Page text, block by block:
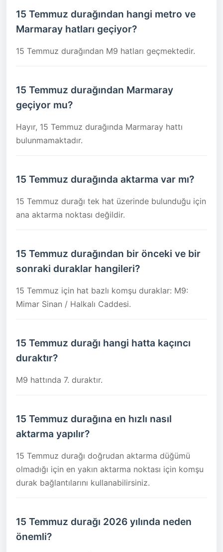
15 Temmuz durağından hangi metro ve
Marmaray hatları geçiyor?
15 Temmuz durağından M9 hatları geçmektedir.
15 Temmuz durağından Marmaray
geçiyor mu?
Hayır, 15 Temmuz durağında Marmaray hattı
bulunmamaktadır.
15 Temmuz durağında aktarma var mı?
15 Temmuz durağı tek hat üzerinde bulunduğu için
ana aktarma noktası değildir.
15 Temmuz durağından bir önceki ve bir
sonraki duraklar hangileri?
15 Temmuz için hat bazlı komşu duraklar: M9:
Mimar Sinan / Halkalı Caddesi.
15 Temmuz durağı hangi hatta kaçıncı
duraktır?
M9 hattında 7. duraktır.
15 Temmuz durağına en hızlı nasıl
aktarma yapılır?
15 Temmuz durağı doğrudan aktarma düğümü
olmadığı için en yakın aktarma noktası için komşu
durak bağlantılarını kullanabilirsiniz.
15 Temmuz durağı 2026 yılında neden
önemli?